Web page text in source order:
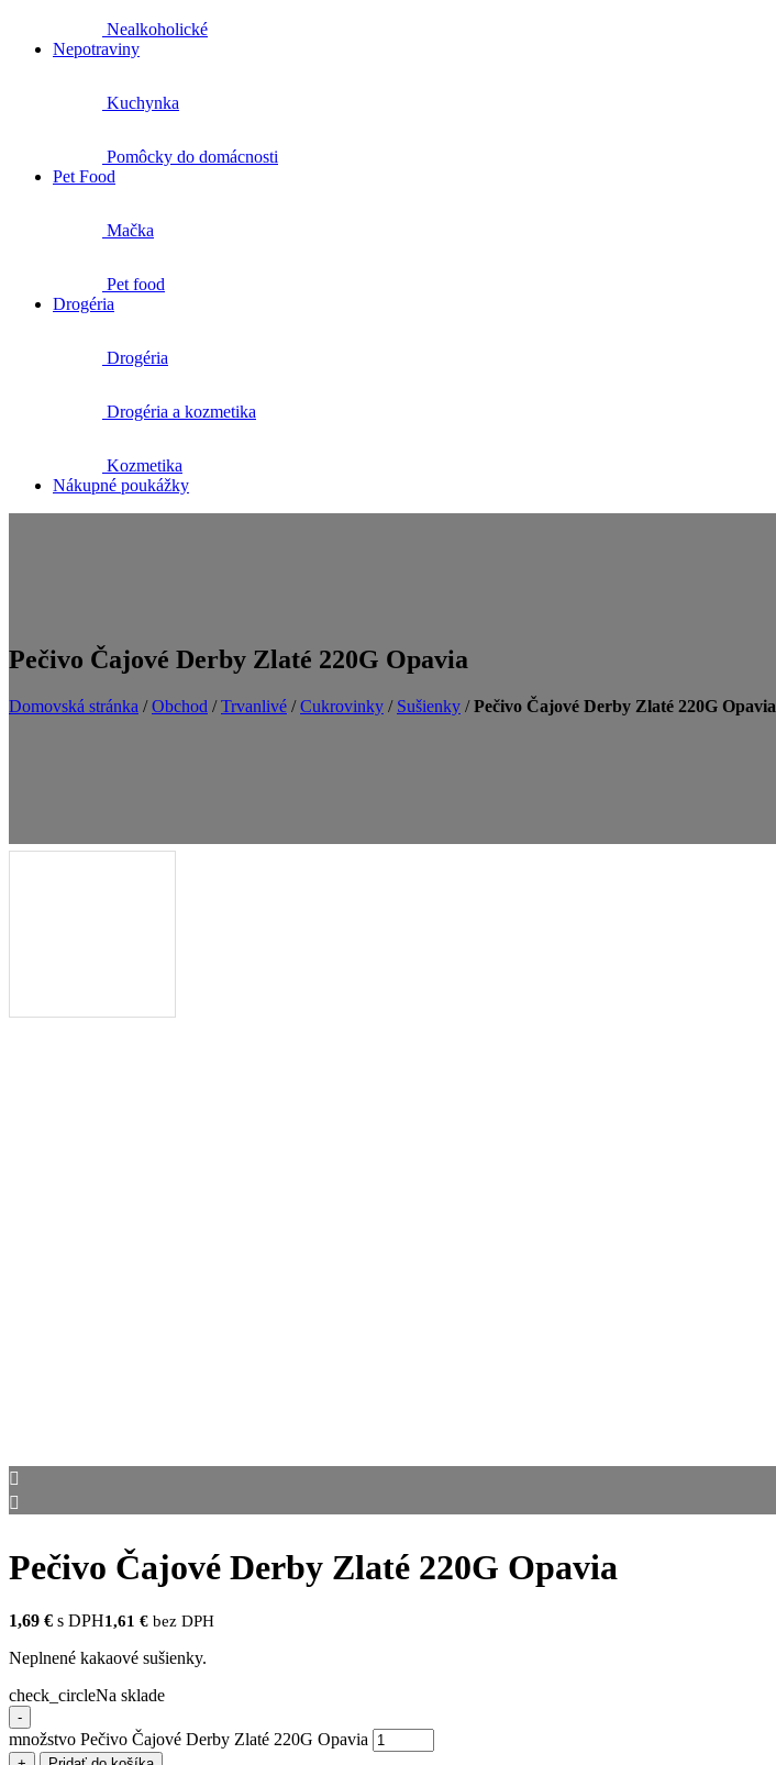
Nealkoholické
Nepotraviny
Kuchynka
Pomôcky do domácnosti
Pet Food
Mačka
Pet food
Drogéria
Drogéria
Drogéria a kozmetika
Kozmetika
Nákupné poukážky
Pečivo Čajové Derby Zlaté 220G Opavia
Domovská stránka /Obchod /Trvanlivé /Cukrovinky / Sušienky /Pečivo Čajové Derby Zlaté 220G Opavia
Pečivo Čajové Derby Zlaté 220G Opavia
1,69 € s DPH1,61 € bez DPH
Neplnené kakaové sušienky.
check_circleNa sklade
-
množstvo Pečivo Čajové Derby Zlaté 220G Opavia